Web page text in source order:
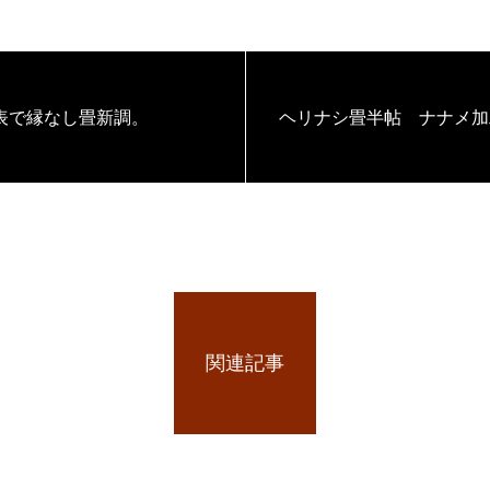
で縁なし畳新調。 ヘリナシ畳半帖 ナナメ
関連記事